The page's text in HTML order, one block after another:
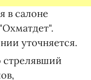
в салоне
уточняется.
стрелявший